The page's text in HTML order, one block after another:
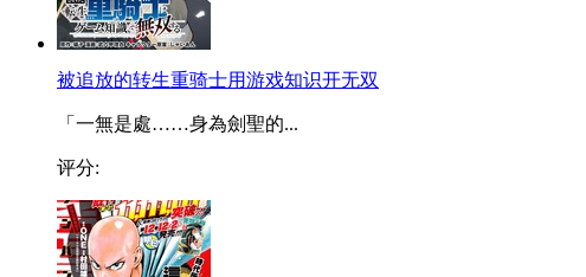
被追放的转生重骑士用游戏知识开无双
「一無是處……身為劍聖的...
评分: